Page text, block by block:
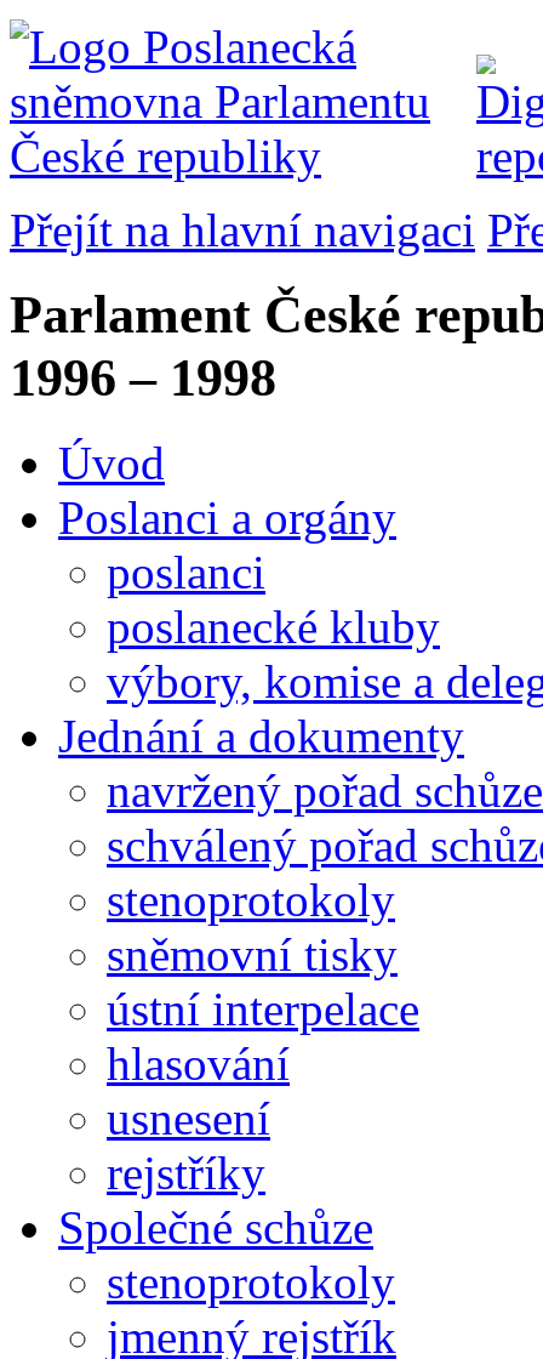
Přejít na hlavní navigaci
Parlament České
1996 – 1998
Úvod
Poslanci a orgány
poslanci
poslanecké kluby
výbory, komise a
Jednání a dokumenty
navržený pořad schůze
schválený pořad
stenoprotokoly
sněmovní tisky
ústní interpelace
hlasování
usnesení
rejstříky
Společné schůze
stenoprotokoly
jmenný rejstřík